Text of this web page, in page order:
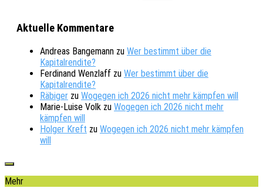
Aktuelle Kommentare
Andreas Bangemann zu Wer bestimmt über die
Kapitalrendite?
Ferdinand Wenzlaff zu Wer bestimmt über die
Kapitalrendite?
Räbiger zu Wogegen ich 2026 nicht mehr kämpfen will
Marie-Luise Volk zu Wogegen ich 2026 nicht mehr
kämpfen will
Holger Kreft zu Wogegen ich 2026 nicht mehr kämpfen
will
Mehr